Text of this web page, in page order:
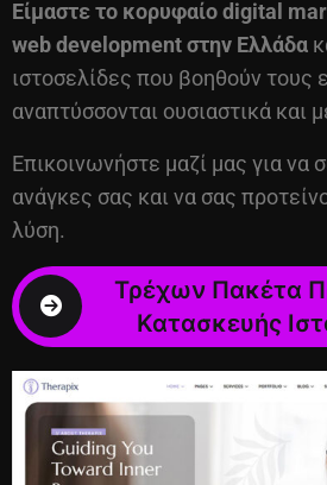
Είμαστε το κορυφαίοdigital
web development στην Ελλάδα
ιστοσελίδες που βοηθούν τους
αναπτύσσονται ουσιαστικά και
Επικοινωνήστε μαζί μας για να
ανάγκες σας και να σας
λύση.